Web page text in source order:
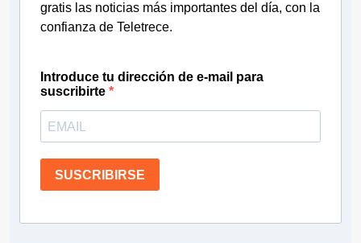
gratis las noticias más importantes del día, con la
confianza de Teletrece.
Introduce tu dirección de e-mail para
suscribirte
SUSCRIBIRSE